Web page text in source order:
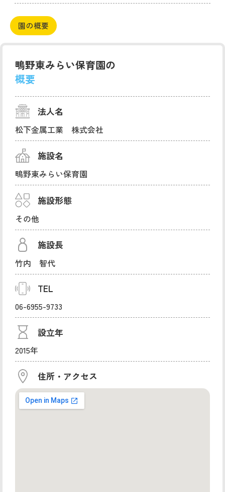
園の概要
鴫野東みらい保育園の
概要
法人名
松下金属工業 株式会社
施設名
鴫野東みらい保育園
施設形態
その他
施設長
竹内 智代
TEL
06-6955-9733
設立年
2015年
住所・アクセス